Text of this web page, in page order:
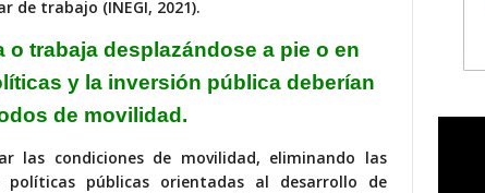
de trabajo (INEGI, 2021).
o trabaja desplazándose a pie o en
y la inversión pública deberían
de movilidad.
las condiciones de movilidad, eliminando las
políticas públicas orientadas al desarrollo de